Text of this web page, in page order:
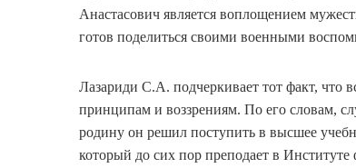
Анастасович является воплощением
готов поделиться своими военными
Лазариди С.А. подчеркивает тот факт, что
принципам и воззрениям. По его словам,
родину он решил поступить в высшее
который до сих пор преподает в